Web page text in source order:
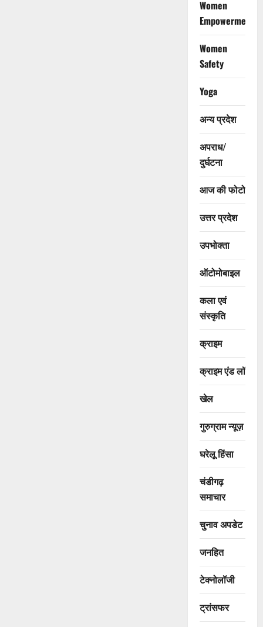
Women
Empowerment
Women
Safety
Yoga
अन्य प्रदेश
अपराध/
दुर्घटना
आज की फोटो
उत्तर प्रदेश
उपभोक्ता
ऑटोमोबाइल
कला एवं
संस्कृति
क्राइम
क्राइम एंड लॉ
खेल
गुरुग्राम न्यूज़
घरेलू हिंसा
चंडीगढ़
समाचार
चुनाव अपडेट
जनहित
टेक्नोलॉजी
ट्रांसफर